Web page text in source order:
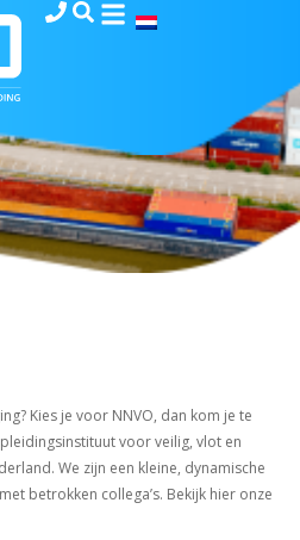
Kies je voor NNVO, dan kom je te
voor veilig, vlot en
We zijn een kleine, dynamische
betrokken collega’s. Bekijk hier onze